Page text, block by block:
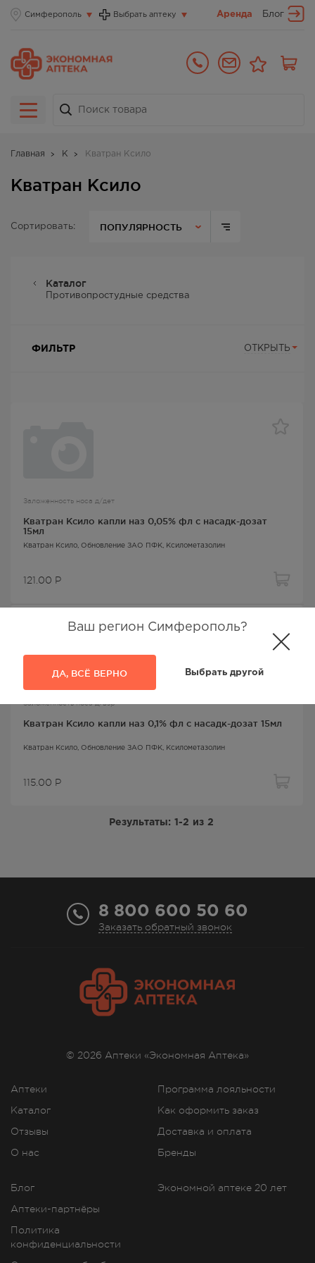
Симферополь
Ваш регион Симферополь?
ДА, ВСЁ ВЕРНО Выбрать другой
Выбрать аптеку Аренда Блог
Главная К Кватран Ксило
Кватран Ксило
Сортировать: ПОПУЛЯРНОСТЬ
Каталог
Противопростудные средства
ФИЛЬТР ОТКРЫТЬ
Заложенность носа д/дет
Кватран Ксило капли наз 0,05% фл с насадк-дозат
15мл
Кватран Ксило, Обновление ЗАО ПФК, Ксилометазолин
121.00 Р
Заложенность носа д/взр
Кватран Ксило капли наз 0,1% фл с насадк-дозат 15мл
Кватран Ксило, Обновление ЗАО ПФК, Ксилометазолин
115.00 Р
Результаты: 1-2 из 2
8 800 600 50 60
Заказать обратный звонок
Аптеки
Каталог
Отзывы
О нас
Программа лояльности
Как оформить заказ
Доставка и оплата
Бренды
Блог
Аптеки-партнёры
Политика
конфиденциальности
Экономной аптеке 20 лет
© 2026 Аптеки «Экономная Аптека»